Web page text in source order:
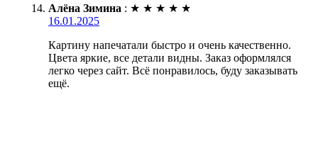
Алёна Зимина : ★ ★ ★ ★ ★
16.01.2025
Картину напечатали быстро и очень качественно.
Цвета яркие, все детали видны. Заказ оформлялся
легко через сайт. Всё понравилось, буду заказывать
ещё.